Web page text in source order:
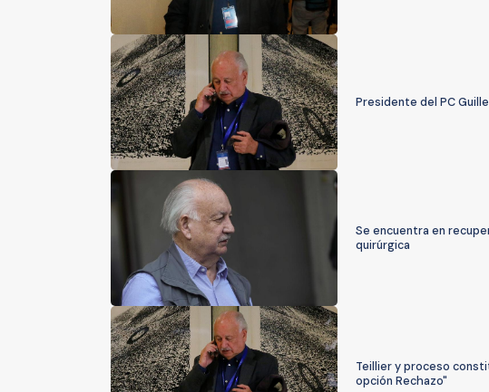
Presidente del PC
Se encuentra en
quirúrgica
Teillier y proceso
opción Rechazo"